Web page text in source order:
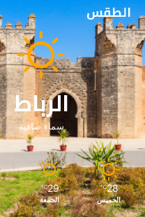
الطقس
الرباط
سماء صافية
28
℃
الخميس
29
℃
الجمعة